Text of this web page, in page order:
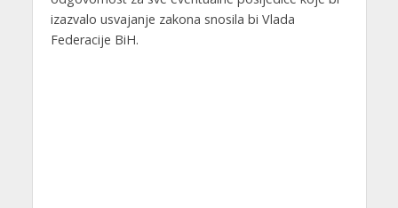
izazvalo usvajanje zakona snosila bi Vlada
Federacije BiH.